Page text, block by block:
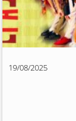
19/08/2025